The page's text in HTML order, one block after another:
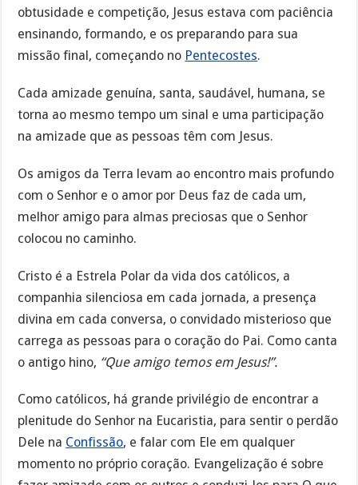
obtusidade e competição, Jesus estava com paciência
ensinando, formando, e os preparando para sua
missão final, começando no Pentecostes.
Cada amizade genuína, santa, saudável, humana, se
torna ao mesmo tempo um sinal e uma participação
na amizade que as pessoas têm com Jesus.
Os amigos da Terra levam ao encontro mais profundo
com o Senhor e o amor por Deus faz de cada um,
melhor amigo para almas preciosas que o Senhor
colocou no caminho.
Cristo é a Estrela Polar da vida dos católicos, a
companhia silenciosa em cada jornada, a presença
divina em cada conversa, o convidado misterioso que
carrega as pessoas para o coração do Pai. Como canta
o antigo hino, “Que amigo temos em Jesus!”.
Como católicos, há grande privilégio de encontrar a
plenitude do Senhor na Eucaristia, para sentir o perdão
Dele na Confissão, e falar com Ele em qualquer
momento no próprio coração. Evangelização é sobre